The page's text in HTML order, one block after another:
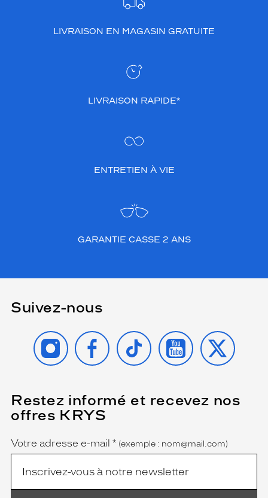
LIVRAISON EN MAGASIN GRATUITE
LIVRAISON RAPIDE*
ENTRETIEN À VIE
GARANTIE CASSE 2 ANS
Suivez-nous
INSTAGRAMFACEBOOK
TIKTOK YOUTUBE
X
Restez informé et recevez nos
offres KRYS
Name
Votre adresse e-mail *
(Ce
champ
est
(exemple : nom@mail.com)